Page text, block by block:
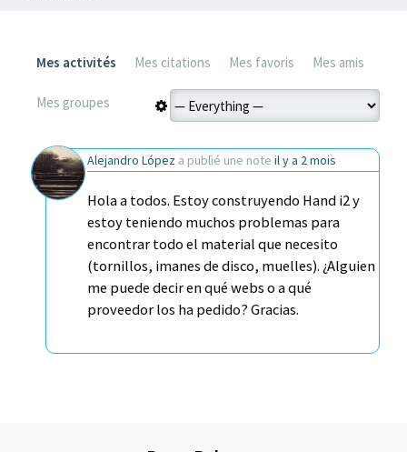
Mes activités Mes citations Mes favoris Mes amis
Mes groupes
Alejandro López a publié une note il y a 2 mois
Hola a todos. Estoy construyendo Hand i2 y
estoy teniendo muchos problemas para
encontrar todo el material que necesito
(tornillos, imanes de disco, muelles). ¿Alguien
me puede decir en qué webs o a qué
proveedor los ha pedido? Gracias.